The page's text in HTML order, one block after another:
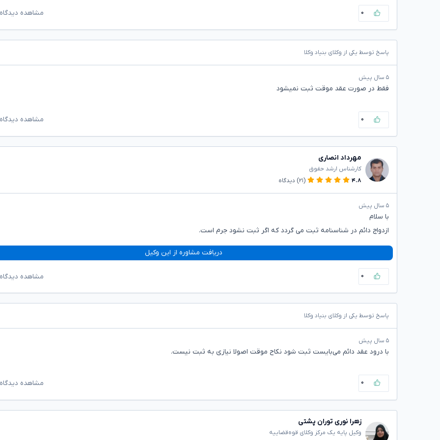
۰ مشاهده
پاسخ توسط یکی از وکلای بنیاد وکلا
۵ سال پیش
فقط در صورت عقد موقت ثبت نمیشود
۰ مشاهده
مهرداد انصاری
کارشناس ارشد حقوق
۴.۸
(۲۱) دیدگاه
۵ سال پیش
با سلام
ازدواج دائم در شناسنامه ثبت می گردد که اگر ثبت نشود جرم است.
دریافت مشاوره از این وکیل
۰ مشاهده
پاسخ توسط یکی از وکلای بنیاد وکلا
۵ سال پیش
با درود عقد دائم می‌بایست ثبت شود نکاح موقت اصولا نیازی به ثبت نیست.
۰ مشاهده
زهرا نوری توران پشتی
وکیل پایه یک مرکز وکلای قوه‌قضاییه